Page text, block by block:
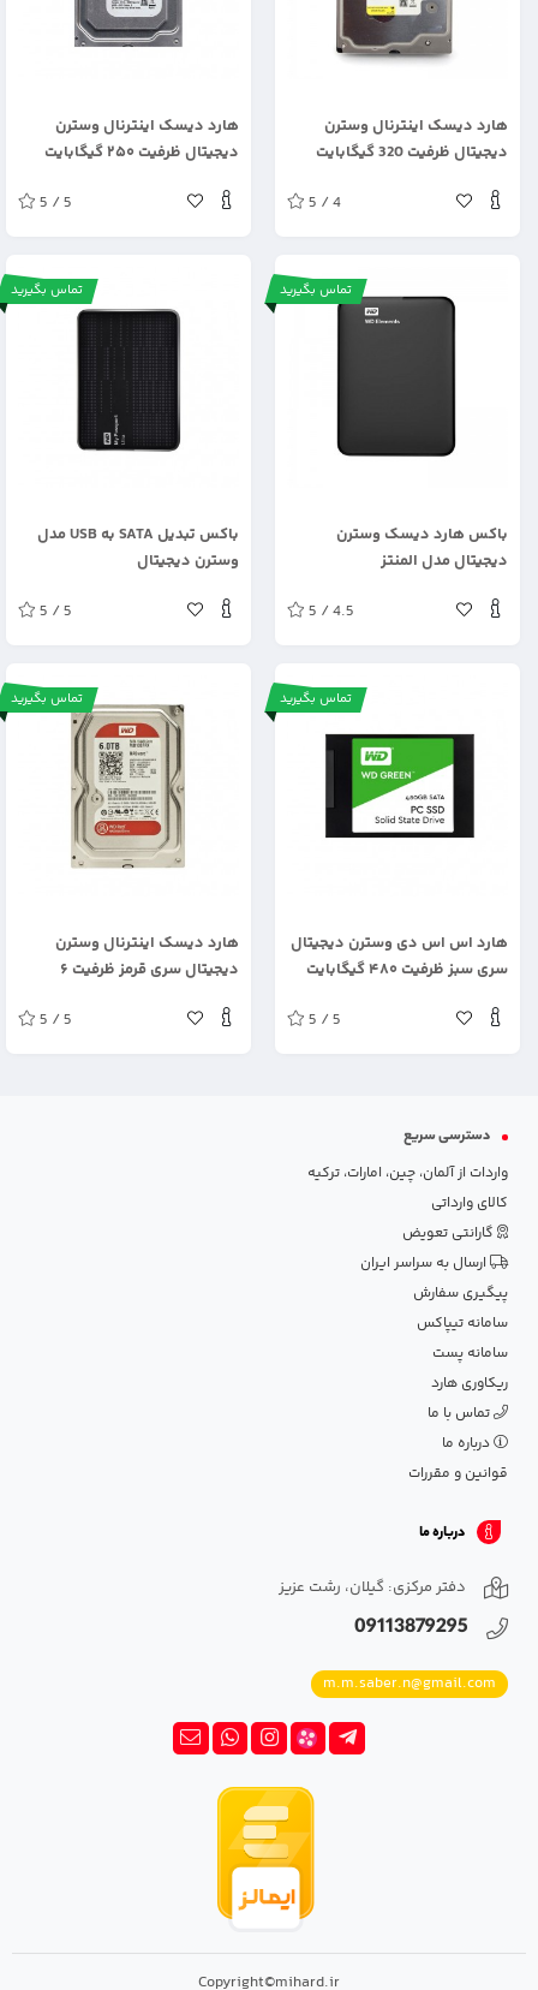
هارد دیسک اینترنال وسترن
دیجیتال ظرفیت 320 گیگابایت
5 / 4
هارد دیسک اینترنال وسترن
دیجیتال ظرفیت ۲۵۰ گیگابایت
5 / 5
تماس بگیرید
باکس هارد دیسک وسترن
دیجیتال مدل المنتز
5 / 4.5
تماس بگیرید
باکس تبدیل SATA به USB مدل
وسترن دیجیتال
5 / 5
تماس بگیرید
هارد اس اس دی وسترن دیجیتال
سری سبز ظرفیت ۴۸۰ گیگابایت
5 / 5
تماس بگیرید
هارد دیسک اینترنال وسترن
دیجیتال سری قرمز ظرفیت ۶
5 / 5
دسترسی سریع
واردات از آلمان، چین، امارات، ترکیه
کالای وارداتی
گارانتی تعویض
ارسال به سراسر ایران
پیگیری سفارش
سامانه تیپاکس
سامانه پست
ریکاوری هارد
تماس با ما
درباره ما
قوانین و مقررات
درباره ما
دفتر مرکزی: گیلان، رشت عزیز
09113879295
m.m.saber.n@gmail.com
Copyright©mihard.ir